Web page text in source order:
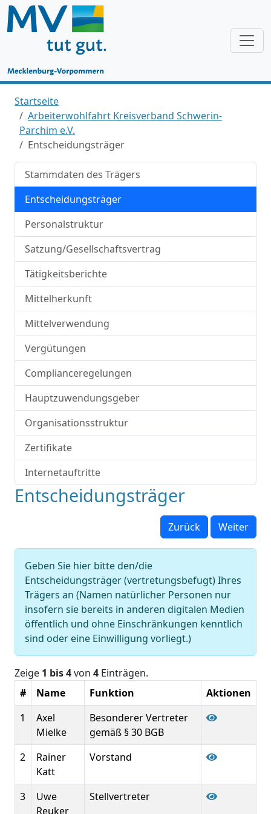
Startseite
Arbeiterwohlfahrt Kreisverband Schwerin-
Parchim e.V.
Entscheidungsträger
Stammdaten des Trägers
Entscheidungsträger
Personalstruktur
Satzung/Gesellschaftsvertrag
Tätigkeitsberichte
Mittelherkunft
Mittelverwendung
Vergütungen
Complianceregelungen
Hauptzuwendungsgeber
Organisationsstruktur
Zertifikate
Internetauftritte
Entscheidungsträger
Zurück Weiter
Geben Sie hier bitte den/die
Entscheidungsträger (vertretungsbefugt) Ihres
Trägers an (Namen natürlicher Personen nur
insofern sie bereits in anderen digitalen Medien
öffentlich und ohne Einschränkungen kenntlich
sind oder eine Einwilligung vorliegt.)
Zeige 1 bis 4von 4 Einträgen.
#
Name Funktion
Aktionen
1
Axel
Mielke
Besonderer Vertreter
gemäß § 30 BGB
2
Rainer
Katt
Vorstand
3
Uwe
Reuker
Stellvertreter